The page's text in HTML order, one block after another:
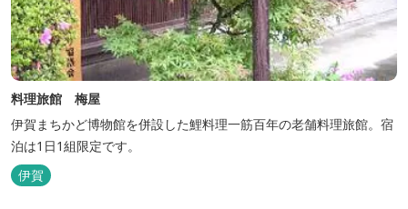
料理旅館 梅屋
伊賀まちかど博物館を併設した鯉料理一筋百年の老舗料理旅館。宿
泊は1日1組限定です。
伊賀